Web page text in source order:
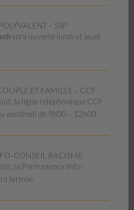
Vaud proviennent de
de ses collaborateurs et de ses
sur les sujets proposés.
mémoires
compétences professionnelles
– SSP
sera ouverte lundi et jeudi
ET FAMILLE – CCF
la ligne téléphonique CCF
vendredi de 9h00 – 12h00.
CONSEIL RACISME
la Permanence Info-
fermée.